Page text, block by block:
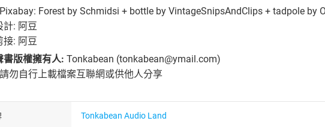
Pixabay: Forest by Schmidsi + bottle by VintageSnipsAndClips + tadpole by
計: 阿豆
接: 阿豆
書版權擁有人: Tonkabean (tonkabean@ymail.com)
請勿自行上載檔案互聯網或供他人分享
Tonkabean Audio Land